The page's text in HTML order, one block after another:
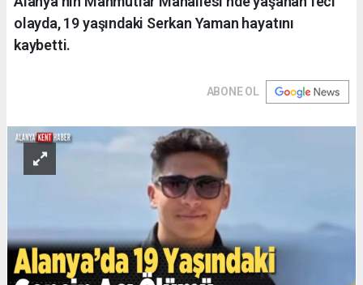
olayda, 19 yaşındaki Serkan Yaman hayatını
kaybetti.
ABONE OL